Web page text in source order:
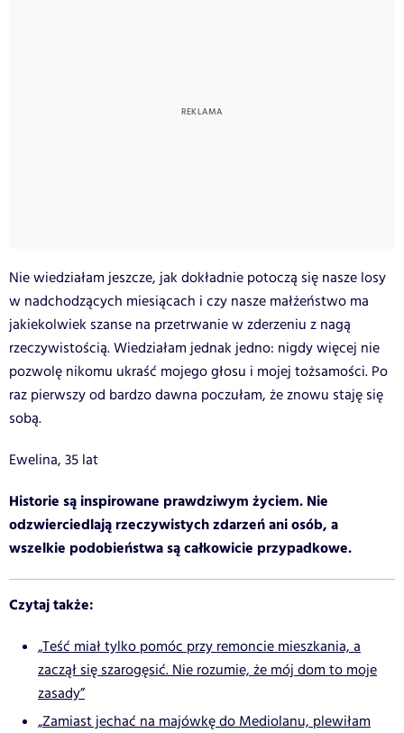
Nie wiedziałam jeszcze, jak dokładnie potoczą się nasze losy
w nadchodzących miesiącach i czy nasze małżeństwo ma
jakiekolwiek szanse na przetrwanie w zderzeniu z nagą
rzeczywistością. Wiedziałam jednak jedno: nigdy więcej nie
pozwolę nikomu ukraść mojego głosu i mojej tożsamości. Po
raz pierwszy od bardzo dawna poczułam, że znowu staję się
sobą.
Ewelina, 35 lat
Historie są inspirowane prawdziwym życiem. Nie
odzwierciedlają rzeczywistych zdarzeń ani osób, a
wszelkie podobieństwa są całkowicie przypadkowe.
Czytaj także:
„Teść miał tylko pomóc przy remoncie mieszkania, a
zaczął się szarogęsić. Nie rozumie, że mój dom to moje
zasady”
„Zamiast jechać na majówkę do Mediolanu, plewiłam